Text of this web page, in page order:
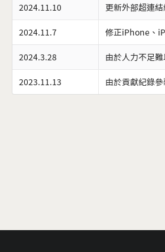
2024.11.10 更新外部超連
2024.11.7 修正iPhone、
2024.3.28 由於人力不足
2023.11.13 由於貢獻紀錄